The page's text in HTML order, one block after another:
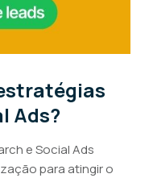
Ads?
e Social Ads
para atingir o